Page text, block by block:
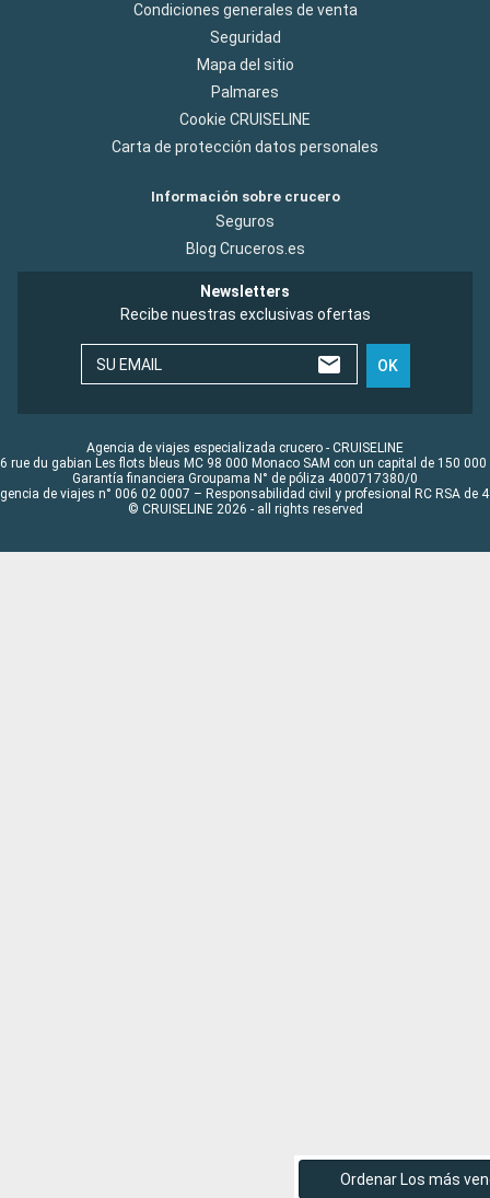
Ordenar Los más
Condiciones generales de venta
Seguridad
Mapa del sitio
Palmares
Cookie CRUISELINE
Carta de protección datos personales
Información sobre crucero
Seguros
Blog Cruceros.es
Newsletters
Recibe nuestras exclusivas ofertas
SU EMAIL OK
Agencia de viajes especializada crucero - CRUISELINE
rue du gabian Les flots bleus MC 98 000 Monaco SAM con un capital de 150 000
Garantía financiera Groupama N° de póliza 4000717380/0
de viajes n° 006 02 0007 – Responsabilidad civil y profesional RC RSA de
© CRUISELINE 2026 - all rights reserved